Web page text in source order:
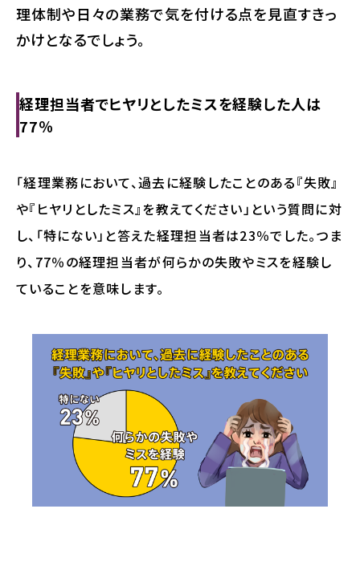
理体制や日々の業務で気を付ける点を見直すきっ
かけとなるでしょう。
経理担当者でヒヤリとしたミスを経験した人は
77％
「経理業務において、過去に経験したことのある『失敗』
や『ヒヤリとしたミス』を教えてください」という質問に対
し、「特にない」と答えた経理担当者は23％でした。つま
り、77％の経理担当者が何らかの失敗やミスを経験し
ていることを意味します。